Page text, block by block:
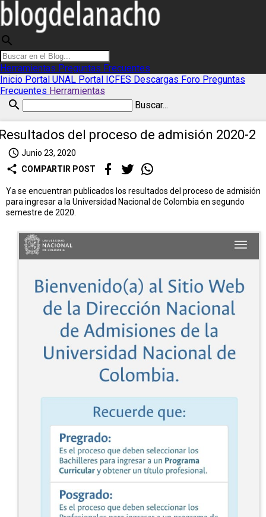
search
Herramientas Preguntas Frecuentes
Inicio Portal UNAL Portal ICFES Descargas Foro Preguntas
Frecuentes Herramientas
search Buscar...
del proceso de admisión 2020-2
access_time Junio 23, 2020
share COMPARTIR POST
Ya se encuentran publicados los resultados del proceso de admisión
para ingresar a la Universidad Nacional de Colombia en segundo
semestre de 2020.